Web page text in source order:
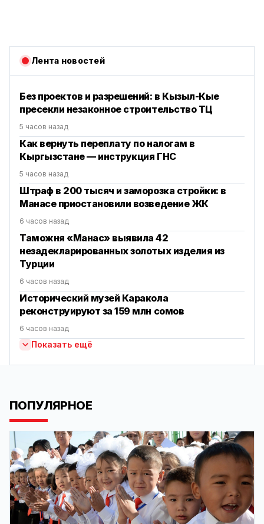
Лента новостей
Без проектов и разрешений: в Кызыл-Кые
пресекли незаконное строительство ТЦ
5 часов назад
Как вернуть переплату по налогам в
Кыргызстане — инструкция ГНС
5 часов назад
Штраф в 200 тысяч и заморозка стройки: в
Манасе приостановили возведение ЖК
6 часов назад
Таможня «Манас» выявила 42
незадекларированных золотых изделия из
Турции
6 часов назад
Исторический музей Каракола
реконструируют за 159 млн сомов
6 часов назад
Показать ещё
ПОПУЛЯРНОЕ